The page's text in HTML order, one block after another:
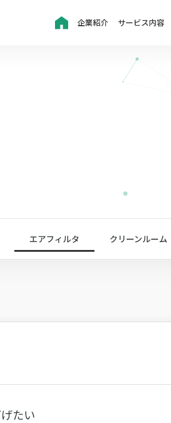
企業紹介 サービス内容
エアフィルタ クリーンルーム
たい